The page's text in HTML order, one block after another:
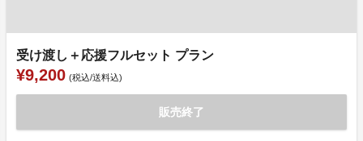
受け渡し＋応援フルセット プラン
¥9,200 (税込/送料込)
販売終了